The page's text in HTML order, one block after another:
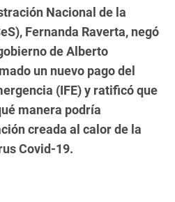
Nacional de la
Fernanda Raverta, negó
de Alberto
un nuevo pago del
(IFE) y ratificó que
manera podría
creada al calor de la
Covid-19.